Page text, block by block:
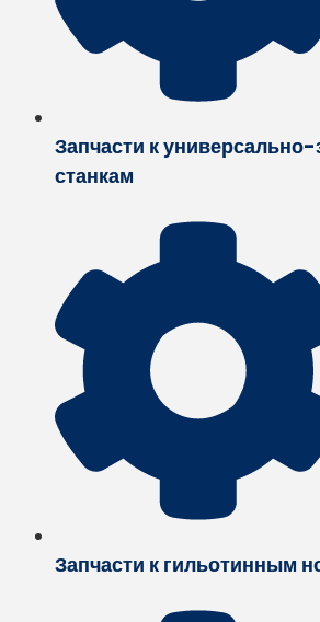
Запчасти к
станкам
Запчасти к гильотинным